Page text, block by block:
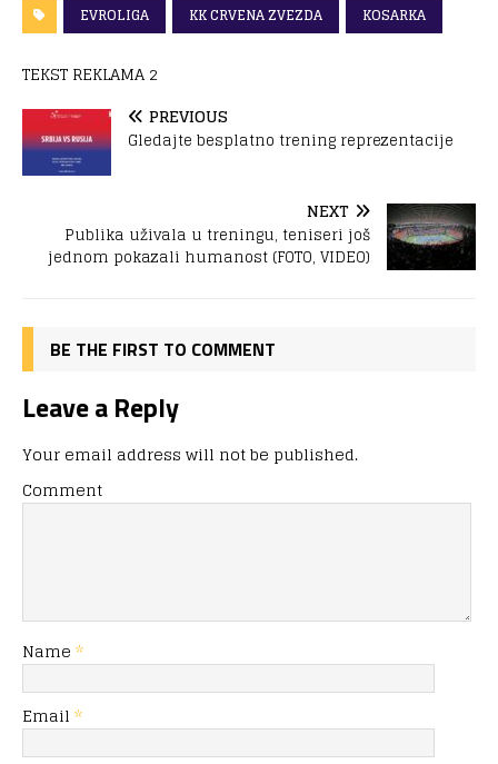
EVROLIGA KK CRVENA ZVEZDA KOSARKA
TEKST REKLAMA 2
PREVIOUS
Gledajte besplatno trening reprezentacije
NEXT
Publika uživala u treningu, teniseri još
jednom pokazali humanost (FOTO, VIDEO)
BE THE FIRST TO COMMENT
Leave a Reply
Your email address will not be published.
Comment
Name *
Email *